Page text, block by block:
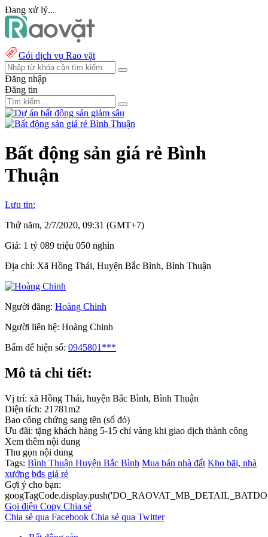
Đang xử lý...
Gói dịch vụ Rao vặt
Đăng nhập
Đăng tin
Bất động sản giá rẻ Bình
Thuận
Lưu tin:
Thứ năm, 2/7/2020, 09:31 (GMT+7)
Giá: 1 tỷ 089 triệu 050 nghìn
Địa chỉ: Xã Hồng Thái, Huyện Bắc Bình, Bình Thuận
Người đăng: Hoàng Chinh
Người liên hệ: Hoàng Chinh
Bấm để hiện số: 0945801***
Mô tả chi tiết:
Vị trí: xã Hồng Thái, huyện Bắc Bình, Bình Thuận
Diện tích: 21781m2
Bao công chứng sang tên (sổ đỏ)
Ưu đãi: tặng khách hàng 5-15 chỉ vàng khi giao dịch thành công
Xem thêm nội dung
Thu gọn nội dung
Tags: Bình Thuận Huyện Bắc Bình Mua bán nhà đất Kho bãi, nhà
xưởng bđs giá rẻ
Gợi ý cho bạn:
Gọi điện Copy Chia sẻ
Chia sẻ qua Facebook Chia sẻ qua Twitter